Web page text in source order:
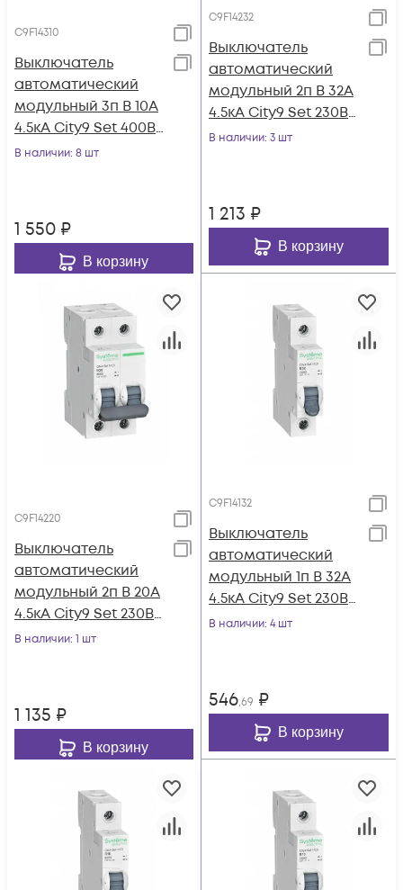
C9F14310
Выключатель
автоматический
модульный 3п B 10А
4.5кА City9 Set 400В
SE C9F14310
В наличии: 8 шт
1 550 ₽
В корзину
C9F14232
Выключатель
автоматический
модульный 2п B 32А
4.5кА City9 Set 230В
SE C9F14232
В наличии: 3 шт
1 213 ₽
В корзину
C9F14220
Выключатель
автоматический
модульный 2п B 20А
4.5кА City9 Set 230В
SE C9F14220
В наличии: 1 шт
1 135 ₽
В корзину
C9F14132
Выключатель
автоматический
модульный 1п B 32А
4.5кА City9 Set 230В
SE C9F14132
В наличии: 4 шт
546,69 ₽
В корзину